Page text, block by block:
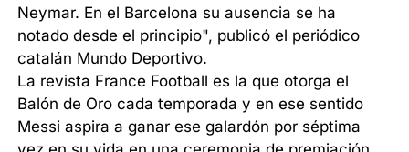
Neymar. En el Barcelona su ausencia se ha
notado desde el principio", publicó el periódico
catalán Mundo Deportivo.
La revista France Football es la que otorga el
Balón de Oro cada temporada y en ese sentido
Messi aspira a ganar ese galardón por séptima